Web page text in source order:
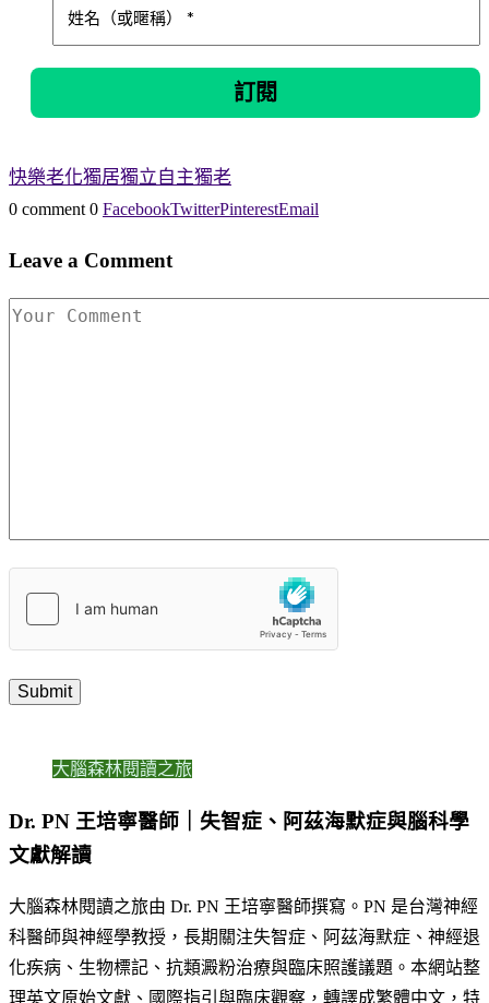
快樂老化獨居獨立自主獨老
0 comment 0 FacebookTwitterPinterestEmail
Leave a Comment
大腦森林閱讀之旅
Dr. PN 王培寧醫師｜失智症、阿茲海默症與腦科學
文獻解讀
大腦森林閱讀之旅由 Dr. PN 王培寧醫師撰寫。PN 是台灣神經
科醫師與神經學教授，長期關注失智症、阿茲海默症、神經退
化疾病、生物標記、抗類澱粉治療與臨床照護議題。本網站整
理英文原始文獻、國際指引與臨床觀察，轉譯成繁體中文，特